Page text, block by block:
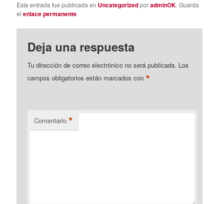
Esta entrada fue publicada en UncategorizedporadminOK. Guarda
elenlace permanente.
Deja una respuesta
Tu dirección de correo electrónico no será publicada. Los
campos obligatorios están marcados con*
Comentario *